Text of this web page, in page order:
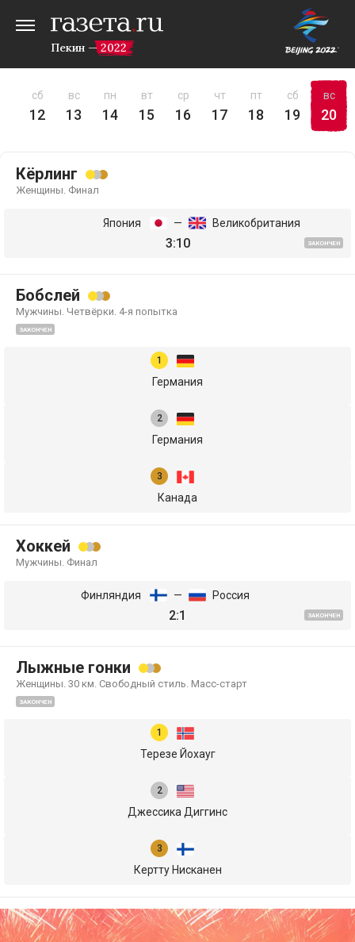
Пекин — 2022
сб
12
вс
13
пн
14
вт
15
ср
16
чт
17
пт
18
сб
19
вс
20
Кёрлинг
Женщины. Финал
Япония — Великобритания
3:10 ЗАКОНЧЕН
Бобслей
Мужчины. Четвёрки. 4-я попытка
ЗАКОНЧЕН
Германия
Германия
Канада
Хоккей
Мужчины. Финал
Финляндия — Россия
2:1 ЗАКОНЧЕН
Лыжные гонки
Женщины. 30 км. Свободный стиль. Масс-старт
ЗАКОНЧЕН
Терезе Йохауг
Джессика Диггинс
Кертту Нисканен